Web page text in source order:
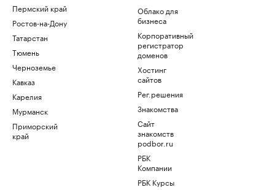
Пермский край
Ростов-на-Дону
Татарстан
Тюмень
Черноземье
Кавказ
Карелия
Мурманск
Приморский
край
Облако для
бизнеса
Корпоративный
регистратор
доменов
Хостинг
сайтов
Рег.решения
Знакомства
Сайт
знакомств
podbor.ru
РБК
Компании
РБК Курсы